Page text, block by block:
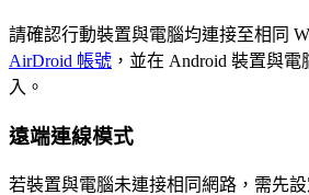
請確認行動裝置與電腦均連接至相同
AirDroid 帳號 ，並在 Android 裝置與
入。
遠端連線模式
若裝置與電腦未連接相同網路，需先